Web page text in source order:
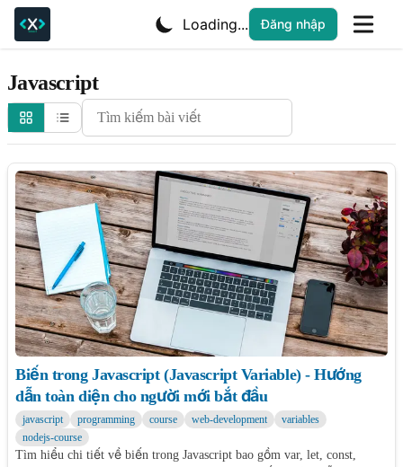
Loading... Đăng nhập
Javascript
Search Cheatsheets
Biến trong Javascript (Javascript Variable) - Hướng
dẫn toàn diện cho người mới bắt đầu
javascript programming course web-development
variables
nodejs-course
Tìm hiểu chi tiết về biến trong Javascript bao gồm var, let, const,